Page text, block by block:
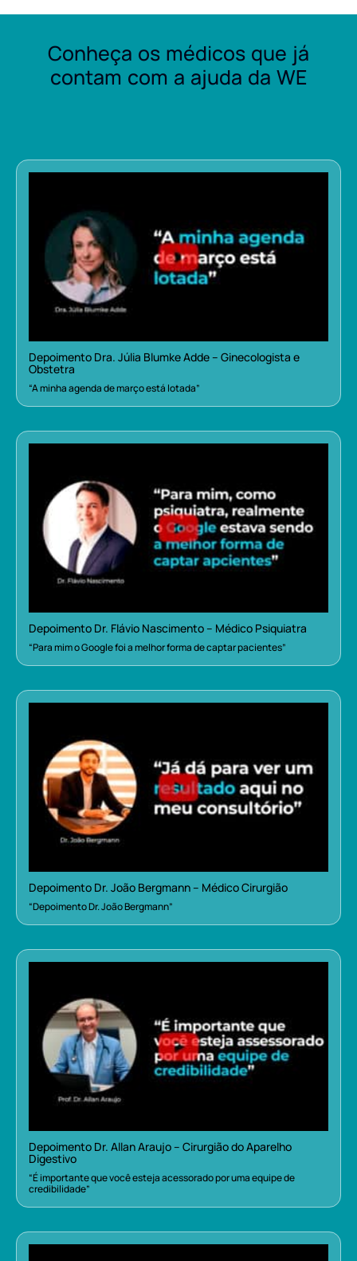
Conheça os médicos que já
contam com a ajuda da WE
Depoimento Dra. Júlia Blumke Adde – Ginecologista e
Obstetra
“A minha agenda de março está lotada”
Depoimento Dr. Flávio Nascimento – Médico Psiquiatra
“Para mim o Google foi a melhor forma de captar pacientes”
Depoimento Dr. João Bergmann – Médico Cirurgião
“Depoimento Dr. João Bergmann”
Depoimento Dr. Allan Araujo – Cirurgião do Aparelho
Digestivo
“É importante que você esteja acessorado por uma equipe de
credibilidade”